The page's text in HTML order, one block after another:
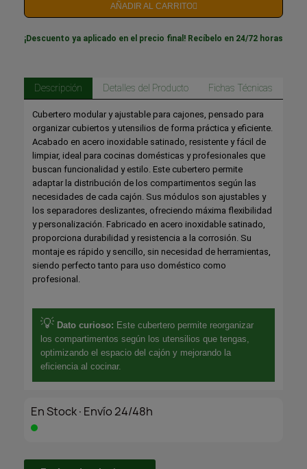
AÑADIR AL CARRITO
¡Descuento ya aplicado en el precio final! Recíbelo en 24/72 horas
Descripción Detalles del Producto Fichas Técnicas
Cubertero modular y ajustable para cajones, pensado para
organizar cubiertos y utensilios de forma práctica y eficiente.
Acabado en acero inoxidable satinado, resistente y fácil de
limpiar, ideal para cocinas domésticas y profesionales que
buscan funcionalidad y estilo. Este cubertero permite
adaptar la distribución de los compartimentos según las
necesidades de cada cajón. Sus módulos son ajustables y
los separadores deslizantes, ofreciendo máxima flexibilidad
y personalización. Fabricado en acero inoxidable satinado,
proporciona durabilidad y resistencia a la corrosión. Su
montaje es rápido y sencillo, sin necesidad de herramientas,
siendo perfecto tanto para uso doméstico como
profesional.
💡 Dato curioso: Este cubertero permite reorganizar
los compartimentos según los utensilios que tengas,
optimizando el espacio del cajón y mejorando la
eficiencia al cocinar.
En Stock·Envío 24/48h